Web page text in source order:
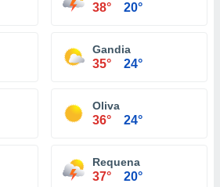
38° 20°
Gandia
35° 24°
Oliva
36° 24°
Requena
37° 20°